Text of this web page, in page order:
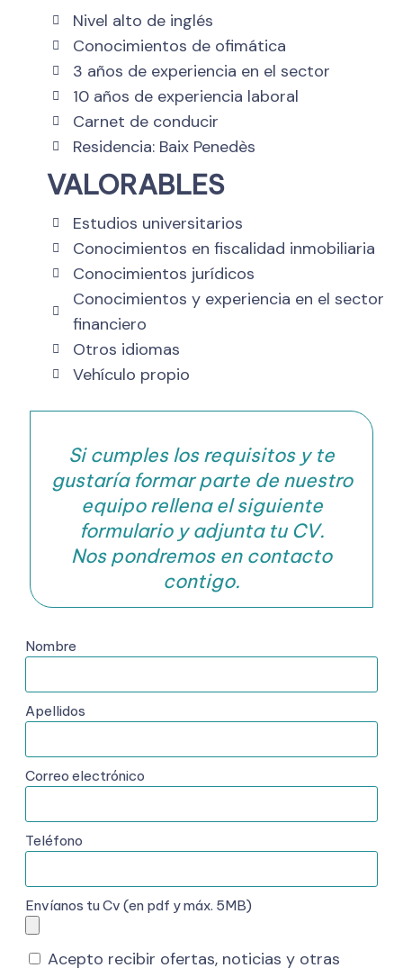
Nivel alto de inglés
Conocimientos de ofimática
3 años de experiencia en el sector
10 años de experiencia laboral
Carnet de conducir
Residencia: Baix Penedès
VALORABLES
Estudios universitarios
Conocimientos en fiscalidad inmobiliaria
Conocimientos jurídicos
Conocimientos y experiencia en el sector
financiero
Otros idiomas
Vehículo propio
Si cumples los requisitos y te
gustaría formar parte de nuestro
equipo rellena el siguiente
formulario y adjunta tu CV.
Nos pondremos en contacto
contigo.
Nombre
Apellidos
Correo electrónico
Teléfono
Envíanos tu Cv (en pdf y máx. 5MB)
Acepto recibir ofertas, noticias y otras